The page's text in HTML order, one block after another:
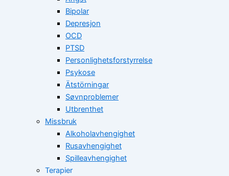
Bipolar
Depresjon
OCD
PTSD
Personlighetsforstyrrelse
Psykose
Ätstörningar
Søvnproblemer
Utbrenthet
Missbruk
Alkoholavhengighet
Rusavhengighet
Spilleavhengighet
Terapier